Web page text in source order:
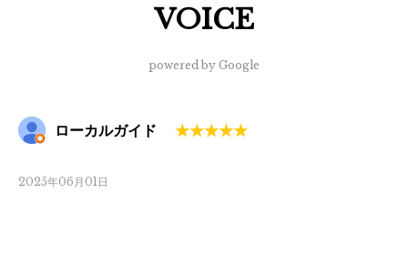
VOICE
powered by Google
ローカルガイド
2025年06月01日